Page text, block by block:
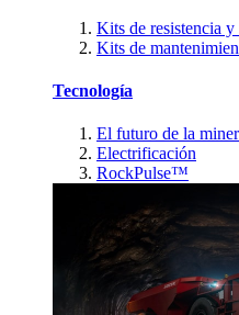
Kits de resistencia
Kits de
Tecnología
El futuro de la
Electrificación
RockPulse™